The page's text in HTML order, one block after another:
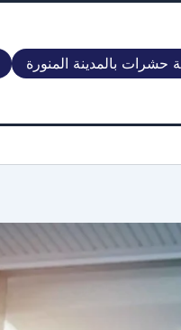
حشرات بالمدينة المنورة